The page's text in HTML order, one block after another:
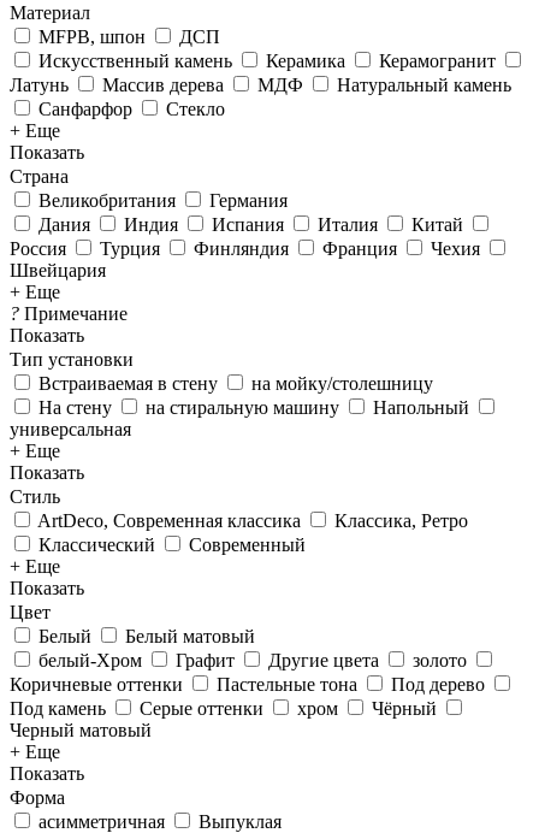
Материал
MFPB, шпон
ДСП
Искусственный камень
Керамика
Керамогранит
Латунь
Массив дерева МДФ
Натуральный камень
Санфарфор
Стекло
+ Еще
Показать
Страна
Великобритания
Германия
Дания
Индия Испания Италия
Китай
Россия
Турция Финляндия Франция
Чехия
Швейцария
+ Еще
? Примечание
Показать
Тип установки
Встраиваемая в стену
на мойку/столешницу
На стену
на стиральную машину
Напольный
универсальная
+ Еще
Показать
Стиль
ArtDeco, Современная классика
Классика, Ретро
Классический
Современный
+ Еще
Показать
Цвет
Белый
Белый матовый
белый-Хром
Графит Другие цвета
золото
Коричневые оттенки
Пастельные тона
Под дерево
Под камень
Серые оттенки хром
Чёрный
Черный матовый
+ Еще
Показать
Форма
асимметричная
Выпуклая